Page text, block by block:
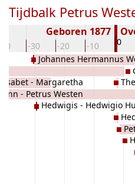
Tijdbalk Petrus
-30 -20 -10 0
Geboren 1877
- Margaretha
- Petrus Westen
Johannes Hermannus
Hedwigis - Hedwigio